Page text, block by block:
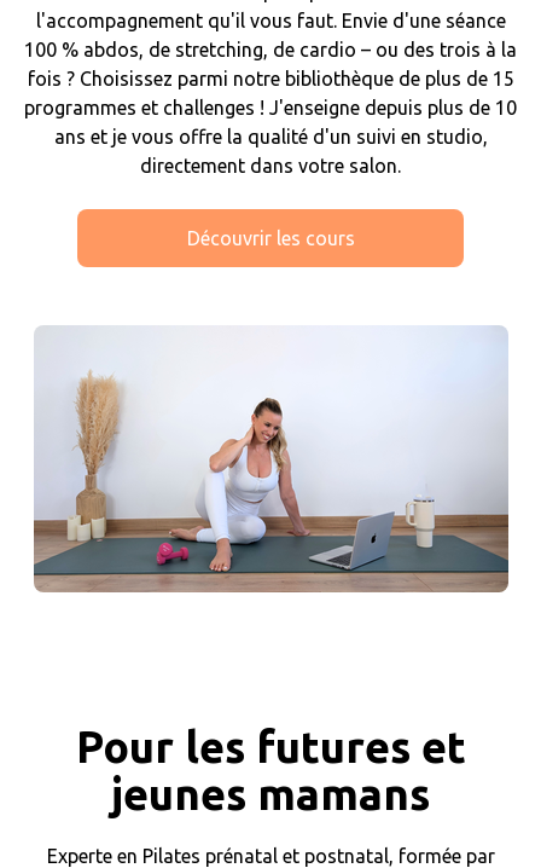
l'accompagnement qu'il vous faut. Envie d'une séance
100 % abdos, de stretching, de cardio – ou des trois à la
fois ? Choisissez parmi notre bibliothèque de plus de 15
programmes et challenges ! J'enseigne depuis plus de 10
ans et je vous offre la qualité d'un suivi en studio,
directement dans votre salon.
Découvrir les cours
Pour les futures et
jeunes mamans
Experte en Pilates prénatal et postnatal, formée par